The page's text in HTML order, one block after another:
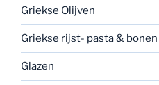
Griekse Olijven
Griekse rijst- pasta & bonen
Glazen